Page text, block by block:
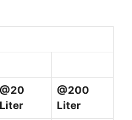
@20
Liter
@200
Liter